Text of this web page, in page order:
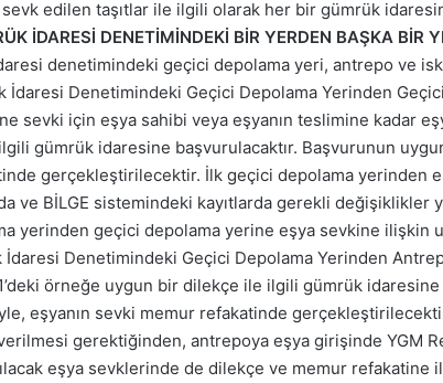
edilen taşıtlar ile ilgili olarak her bir gümrük
İDARESİ DENETİMİNDEKİ BİR YERDEN BAŞKA BİR
denetimindeki geçici depolama yeri, antrepo ve
İdaresi Denetimindeki Geçici Depolama Yerinden
sevki için eşya sahibi veya eşyanın teslimine kadar
gümrük idaresine başvurulacaktır. Başvurunun
gerçekleştirilecektir. İlk geçici depolama yerinden
ve BİLGE sistemindeki kayıtlarda gerekli değişiklikler
yerinden geçici depolama yerine eşya sevkine ilişkin
İdaresi Denetimindeki Geçici Depolama Yerinden
örneğe uygun bir dilekçe ile ilgili gümrük
eşyanın sevki memur refakatinde
gerektiğinden, antrepoya eşya girişinde YGM
eşya sevklerinde de dilekçe ve memur refakatine